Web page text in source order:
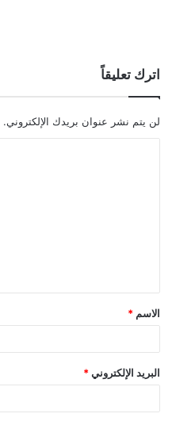
اترك تعليقاً
لن يتم نشر عنوان بريدك الإلكتروني.
ق
*
الاسم *
البريد الإلكتروني *